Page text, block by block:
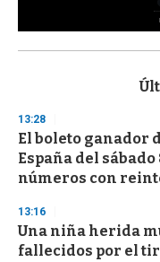
s
d
s
o
f
3
s
e
c
o
13:28
El boleto ganador
España del sábado
números con
13:16
Una niña herida
fallecidos por el